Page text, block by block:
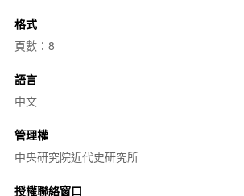
格式
頁數：8
語言
中文
管理權
中央研究院近代史研究所
授權聯絡窗口